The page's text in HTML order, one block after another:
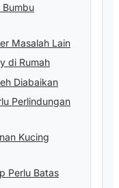
Bumbu
Masalah Lain
di Rumah
Diabaikan
Perlindungan
Kucing
Perlu Batas